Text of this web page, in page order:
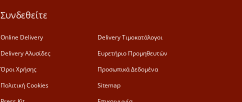
Συνδεθείτε
Online Delivery
Delivery Τιμοκατάλογοι
Delivery Αλυσίδες
Ευρετήριο Προμηθευτών
Όροι Χρήσης
Προσωπικά Δεδομένα
Πολιτική Cookies
Sitemap